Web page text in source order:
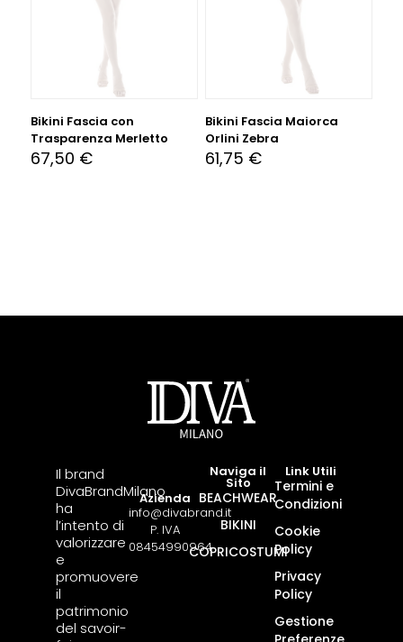
Bikini Fascia con
Trasparenza Merletto
67,50 €
Bikini Fascia Maiorca
Orlini Zebra
61,75 €
Il brand
DivaBrandMilano
ha
l’intento di
valorizzare
e
promuovere
il
patrimonio
del savoir-
Azienda
info@divabrand.it
P. IVA
08454990964
Naviga il
Sito
BEACHWEAR
BIKINI
COPRICOSTUMI
Link Utili
Termini e
Condizioni
Cookie
Policy
Privacy
Policy
Gestione